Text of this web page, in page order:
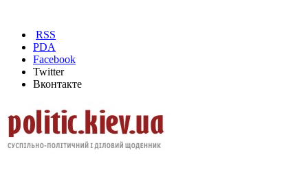
RSS
PDA
Facebook
Twitter
Вконтакте